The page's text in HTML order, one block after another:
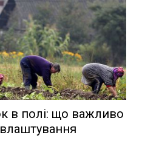
в полі: що важливо